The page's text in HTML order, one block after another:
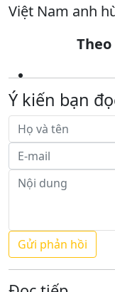
Việt Nam anh
Ý kiến bạn